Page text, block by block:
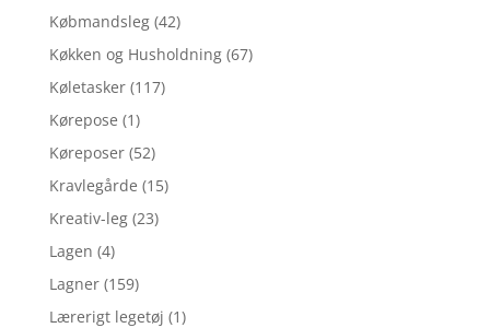
Købmandsleg (42)
Køkken og Husholdning (67)
Køletasker (117)
Kørepose (1)
Køreposer (52)
Kravlegårde (15)
Kreativ-leg (23)
Lagen (4)
Lagner (159)
Lærerigt legetøj (1)